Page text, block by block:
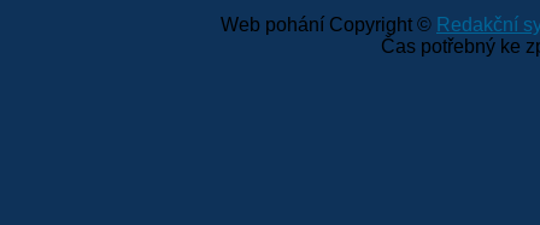
Web pohání Copyright © Redakční
Čas potřebný ke